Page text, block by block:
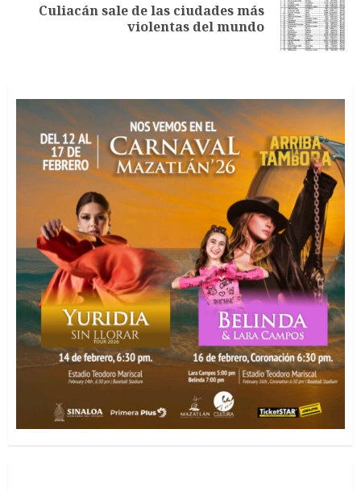
Siguiente
Culiacán sale de las ciudades más
violentas del mundo